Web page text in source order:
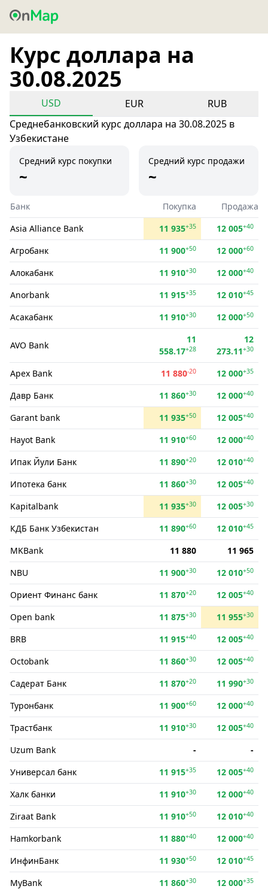
Курс доллара на
30.08.2025
USD EUR
RUB
Среднебанковский курс доллара на 30.08.2025 в
Узбекистане
Средний курс покупки
~
Средний курс продажи
~
Банк Покупка
Продажа
Asia Alliance Bank
11 935+35 12 005+40
Агробанк 11 900+50 12 000+60
Алокабанк 11 910+30 12 000+40
Anorbank 11 915+35 12 010+45
Асакабанк 11 910+30 12 000+50
AVO Bank
11
558.17+28
12
273.11+30
Apex Bank 11 880-20 12 000+35
Давр Банк 11 860+30 12 000+40
Garant bank 11 935+50 12 005+40
Hayot Bank 11 910+60 12 000+40
Ипак Йули Банк 11 890+20 12 010+40
Ипотека банк 11 860+30 12 005+40
Kapitalbank 11 935+30 12 005+30
КДБ Банк Узбекистан 11 890+60 12 010+45
MKBank 11 880
11 965
NBU
11 900+30 12 010+50
Ориент Финанс банк 11 870+20 12 005+40
Open bank 11 875+30 11 955+30
BRB 11 915+40 12 005+40
Octobank 11 860+30 12 005+40
Садерат Банк 11 870+20 11 990+30
Туронбанк 11 900+60 12 000+40
Трастбанк 11 910+30 12 005+40
Uzum Bank -
-
Универсал банк
11 915+35 12 005+40
Халк банки 11 910+30 12 000+40
Ziraat Bank 11 910+50 12 010+40
Hamkorbank 11 880+40 12 000+40
ИнфинБанк 11 930+50 12 010+45
MyBank 11 860+30 12 000+35